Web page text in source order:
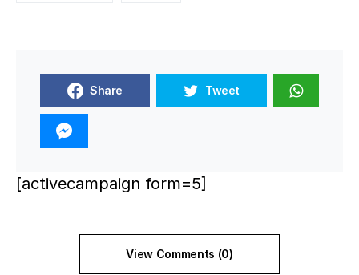
Share Tweet
[activecampaign form=5]
View Comments (0)